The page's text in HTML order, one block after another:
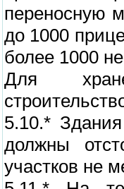
переносную
до 1000
более 1000
Для
5.10.*
должны
участков не